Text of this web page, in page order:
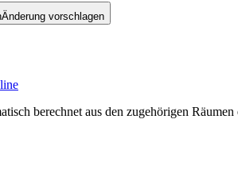
Änderung vorschlagen
berechnet aus den zugehörigen Räumen